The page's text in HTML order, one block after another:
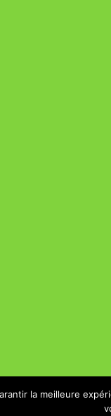
la meilleure